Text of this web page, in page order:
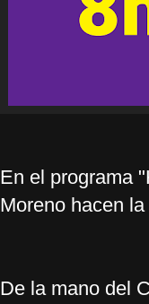
En el programa
Moreno hacen
De la mano del